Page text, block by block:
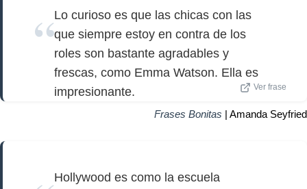
Lo curioso es que las chicas con las
que siempre estoy en contra de los
roles son bastante agradables y
frescas, como Emma Watson. Ella es
impresionante.
Ver frase
Frases Bonitas | Amanda Seyfried
Hollywood es como la escuela